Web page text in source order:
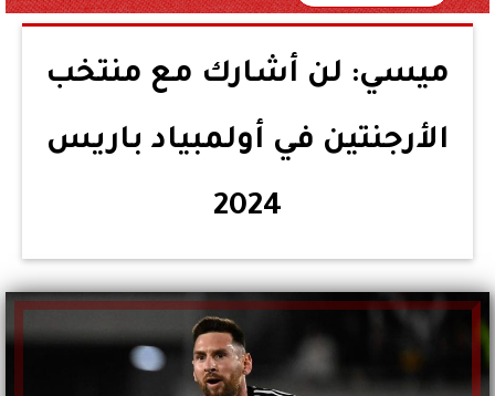
ميسي: لن أشارك مع منتخب
الأرجنتين في أولمبياد باريس
2024